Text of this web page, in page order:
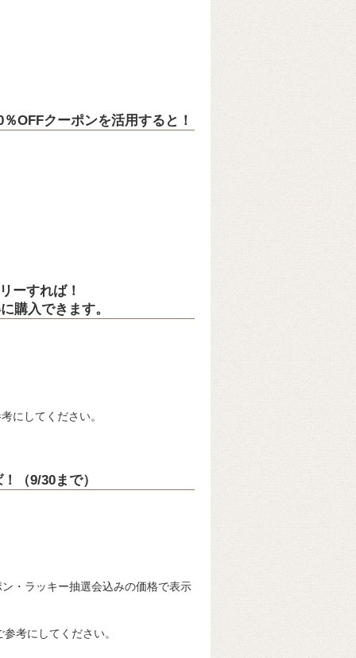
OFFクーポンを活用すると！
ーすれば！
購入できます。
にしてください。
（9/30まで）
・ラッキー抽選会込みの価格で表示
参考にしてください。